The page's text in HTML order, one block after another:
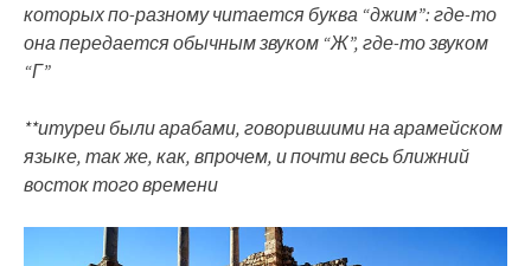
которых по-разному читается буква “джим”: где-то
она передается обычным звуком “Ж”, где-то звуком
“Г”
**итуреи были арабами, говорившими на арамейском
языке, так же, как, впрочем, и почти весь ближний
восток того времени